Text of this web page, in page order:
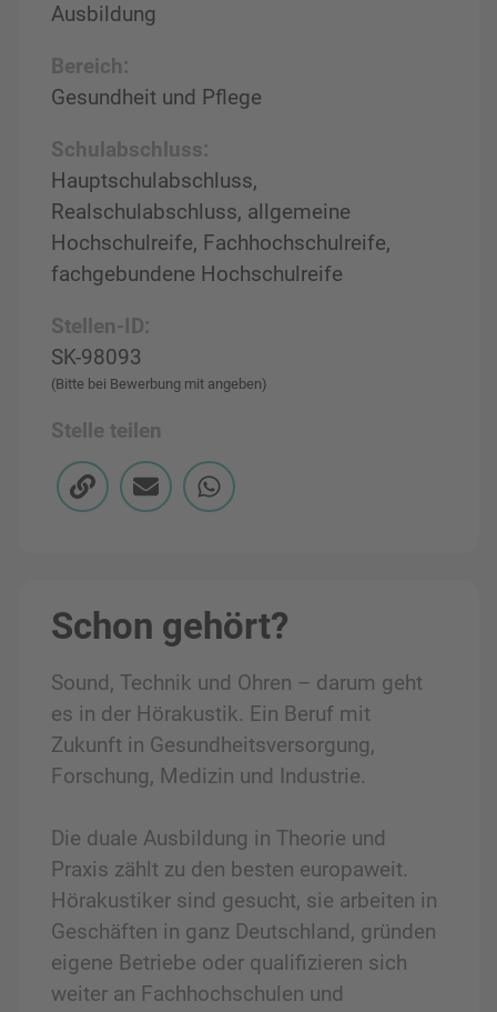
Ausbildung
Bereich:
Gesundheit und Pflege
Schulabschluss:
Hauptschulabschluss,
Realschulabschluss, allgemeine
Hochschulreife, Fachhochschulreife,
fachgebundene Hochschulreife
Stellen-ID:
SK-98093
(Bitte bei Bewerbung mit angeben)
Stelle teilen
Schon gehört?
Sound, Technik und Ohren – darum geht
es in der Hörakustik. Ein Beruf mit
Zukunft in Gesundheitsversorgung,
Forschung, Medizin und Industrie.
Die duale Ausbildung in Theorie und
Praxis zählt zu den besten europaweit.
Hörakustiker sind gesucht, sie arbeiten in
Geschäften in ganz Deutschland, gründen
eigene Betriebe oder qualifizieren sich
weiter an Fachhochschulen und